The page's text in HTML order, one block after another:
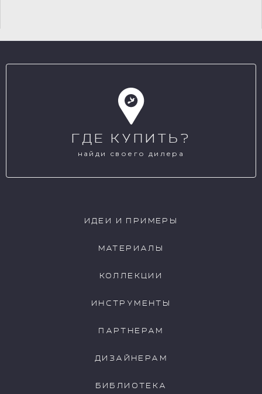
ГДЕ КУПИТЬ?
найди своего дилера
ИДЕИ И ПРИМЕРЫ
МАТЕРИАЛЫ
КОЛЛЕКЦИИ
ИНСТРУМЕНТЫ
ПАРТНЕРАМ
ДИЗАЙНЕРАМ
БИБЛИОТЕКА